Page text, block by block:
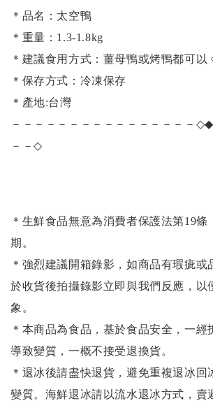
＊品名：太空鴨
＊重量：1.3-1.8kg
＊建議食用方式：薑母鴨或烤鴨都可以
＊保存方式：冷凍保存
＊產地:台灣
－－－－－－－－－－－－－－－－ ◇◆
－－◇
＊生鮮食品無意為消費者保護法第19條
期。
＊強烈建議開箱錄影，如商品有瑕疵或
於收貨後拍攝錄影立即與我們反應，以
象。
＊本商品為食品，基於食品安全，一經
導致變質，一概不接受退換貨。
＊退冰後請盡快退貨，避免重複退冰回
變質。海鮮退冰請以流水退冰方式，賣